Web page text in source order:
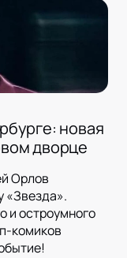
новая
дворце
Орлов
«Звезда».
и остроумного
комиков